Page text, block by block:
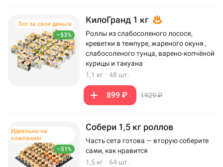
–53%
Топ за свои деньги КилоГранд 1 кг
Роллы из слабосоленого лосося,
креветки в темпуре, жареного окуня ,
слабосоленого тунца, варено-копчёной
курицы и такуана
1,1 кг · 48 шт.
899 ₽ 1929 ₽
–51%
Идеально на
компанию
Собери 1,5 кг роллов
Часть сета готова — вторую соберите
сами, как нравится
1,5 кг · 64 шт.